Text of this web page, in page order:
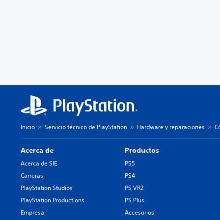
Inicio Servicio técnico de PlayStation Hardware y reparaciones
Acerca de
Acerca de SIE
Carreras
PlayStation Studios
PlayStation Productions
Empresa
Productos
PS5
PS4
PS VR2
PS Plus
Accesorios